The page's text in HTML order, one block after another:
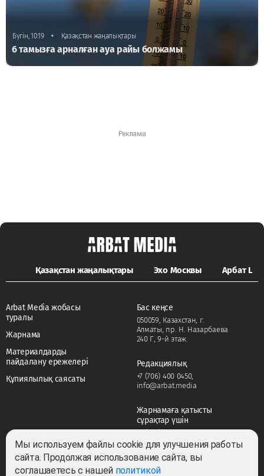
Бүгін, 10:19 • Қазақстан жаңалықтары
6 тамызға арналған ауа райы болжамы
Қазақстан жаңалықтары Эхо Москвы Арбат LIFE
Arbat Media жобасы
туралы
Жарнама
Материалдарды
пайдалану ережелері
Құпиялылық саясаты
Бас кеңсе
050059, Казахстан, г.
Алматы, пр. Н. Назарбаева
240 Г, 9-й этаж.
Редакциялық
+7 (706) 400 0450,
info@arbat.media
Жарнамаға қатысты
сұрақтар үшін
adv@arbat.media
Мы используем файлы cookie для улучшения работы
сайта. Продолжая использование сайта, вы
соглашаетесь с нашей политикой